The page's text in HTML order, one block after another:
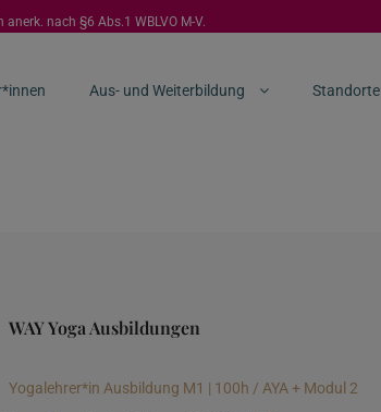
nach §6 Abs.1 WBLVO M-V.
Aus- und Weiterbildung Standorte
WAY Yoga Ausbildungen
Yogalehrer*in Ausbildung M1 | 100h / AYA + Modul 2